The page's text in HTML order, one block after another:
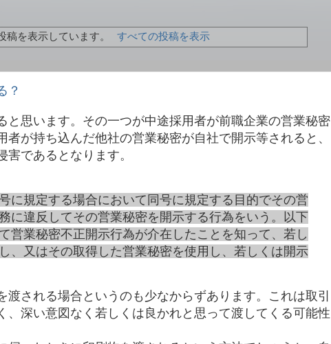
稿を表示しています。 すべての投稿を表示
？
思います。その一つが中途採用者が前職企業の営業秘密
が持ち込んだ他社の営業秘密が自社で開示等されると、
であるとなります。
に規定する場合において同号に規定する目的でその営
に違反してその営業秘密を開示する行為をいう。以下
営業秘密不正開示行為が介在したことを知って、若し
、又はその取得した営業秘密を使用し、若しくは開示
される場合というのも少なからずあります。これは取引
深い意図なく若しくは良かれと思って渡してくる可能性